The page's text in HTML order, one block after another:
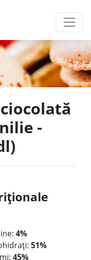
-
4%
51%
45%